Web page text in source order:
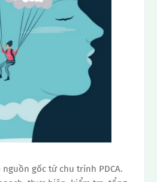
gốc từ chu trình PDCA.